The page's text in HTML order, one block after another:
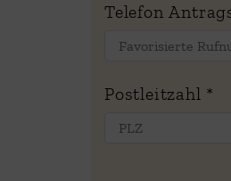
Telefon
Postleitzahl *